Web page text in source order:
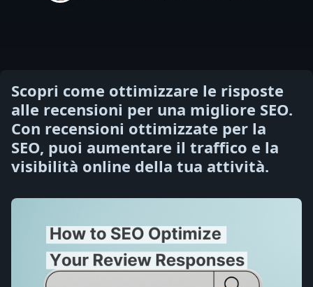
Scopri come ottimizzare le risposte
alle recensioni per una migliore SEO.
Con recensioni ottimizzate per la
SEO, puoi aumentare il traffico e la
visibilità online della tua attività.